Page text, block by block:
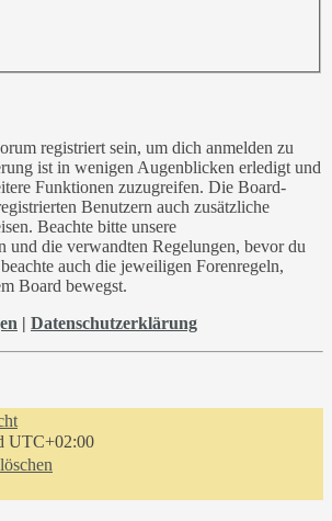
registriert sein, um dich anmelden zu
ist in wenigen Augenblicken erledigt und
Funktionen zuzugreifen. Die Board-
Benutzern auch zusätzliche
Beachte bitte unsere
und die verwandten Regelungen, bevor du
auch die jeweiligen Forenregeln,
Board bewegst.
| Datenschutzerklärung
UTC+02:00